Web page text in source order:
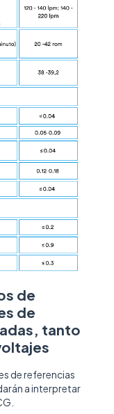
de
de
tanto
de referencias
a interpretar